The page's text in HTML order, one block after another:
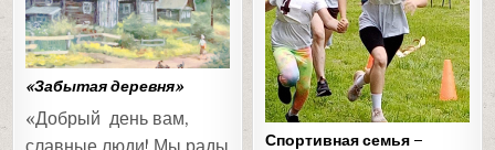
in
«Забытая деревня»
«Добрый день вам,
in
Спортивная семья –